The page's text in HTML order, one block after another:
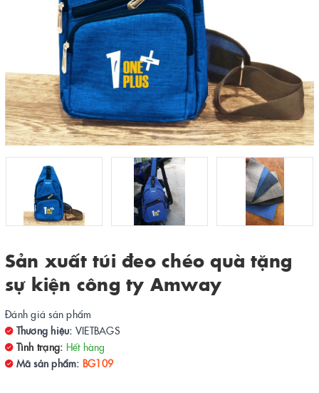
Sản xuất túi đeo chéo quà tặng
sự kiện công ty Amway
Đánh giá sản phẩm
Thương hiệu: VIETBAGS
Tình trạng: Hết hàng
Mã sản phẩm: BG109